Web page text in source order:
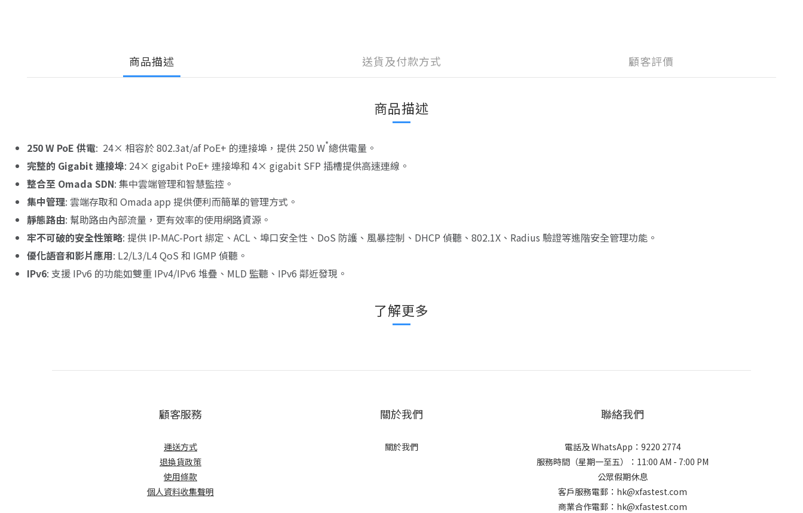
商品描述 送貨及付款方式 顧客評價
商品描述
250 W PoE 供電: 24× 相容於 802.3at/af PoE+ 的連接埠，提供 250 W*總供電量。
完整的 Gigabit 連接埠: 24× gigabit PoE+ 連接埠和 4× gigabit SFP 插槽提供高速連線。
整合至 Omada SDN: 集中雲端管理和智慧監控。
集中管理: 雲端存取和 Omada app 提供便利而簡單的管理方式。
靜態路由: 幫助路由內部流量，更有效率的使用網路資源。
牢不可破的安全性策略: 提供 IP-MAC-Port 綁定、ACL、埠口安全性、DoS 防護、風暴控制、DHCP 偵聽、802.1X、Radius 驗證等進階安全管理功能。
優化語音和影片應用: L2/L3/L4 QoS 和 IGMP 偵聽。
IPv6: 支援 IPv6 的功能如雙重 IPv4/IPv6 堆疊、MLD 監聽、IPv6 鄰近發現。
了解更多
顧客服務
運送方式
退換貨政策
使用條款
個人資料收集聲明
關於我們
關於我們
聯絡我們
電話及 WhatsApp：9220 2774
服務時間（星期一至五）：11:00 AM - 7:00 PM
公眾假期休息
客戶服務電郵：hk@xfastest.com
商業合作電郵：hk@xfastest.com